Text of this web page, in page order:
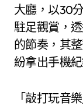
大廳，以30
駐足觀賞，
的節奏，其
紛拿出手機紀
「敲打玩音